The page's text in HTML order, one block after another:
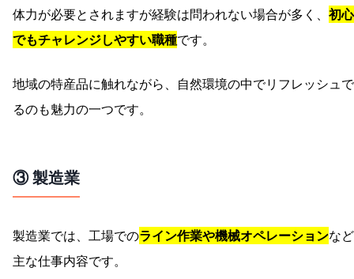
体力が必要とされますが経験は問われない場合が多く、 初
でもチャレンジしやすい職種です。
地域の特産品に触れながら、自然環境の中でリフレッシュ
るのも魅力の一つです。
③ 製造業
製造業では、工場でのライン作業や機械オペレーションな
主な仕事内容です。